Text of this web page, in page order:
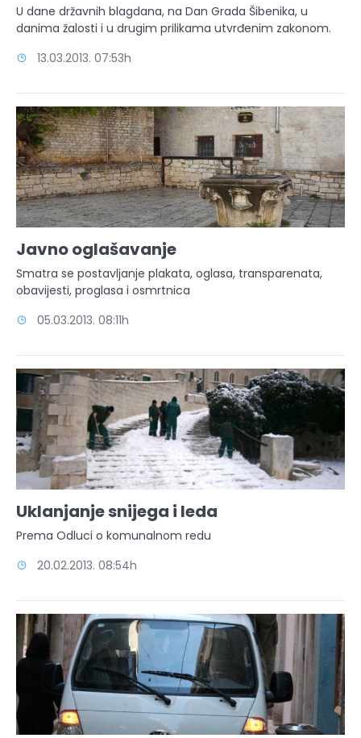
U dane državnih blagdana, na Dan Grada Šibenika, u
danima žalosti i u drugim prilikama utvrđenim zakonom.
13.03.2013. 07:53h
Javno oglašavanje
Smatra se postavljanje plakata, oglasa, transparenata,
obavijesti, proglasa i osmrtnica
05.03.2013. 08:11h
Uklanjanje snijega i leda
Prema Odluci o komunalnom redu
20.02.2013. 08:54h